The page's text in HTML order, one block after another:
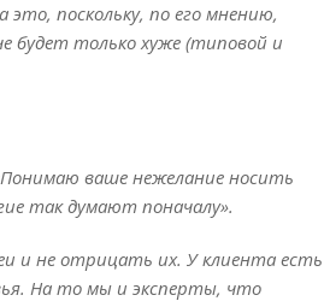
поскольку, по его мнению,
будет только хуже (типовой и
ваше нежелание носить
так думают поначалу».
и не отрицать их. У клиента есть
На то мы и эксперты, что